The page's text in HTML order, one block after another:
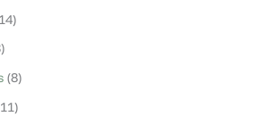
(8)